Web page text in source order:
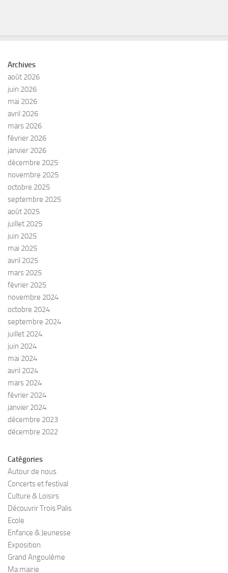
Archives
août 2026
juin 2026
mai 2026
avril 2026
mars 2026
février 2026
janvier 2026
décembre 2025
novembre 2025
octobre 2025
septembre 2025
août 2025
juillet 2025
juin 2025
mai 2025
avril 2025
mars 2025
février 2025
novembre 2024
octobre 2024
septembre 2024
juillet 2024
juin 2024
mai 2024
avril 2024
mars 2024
février 2024
janvier 2024
décembre 2023
décembre 2022
Catégories
Autour de nous
Concerts et festival
Culture & Loisirs
Découvrir Trois Palis
Ecole
Enfance & Jeunesse
Exposition
Grand Angoulême
Ma mairie